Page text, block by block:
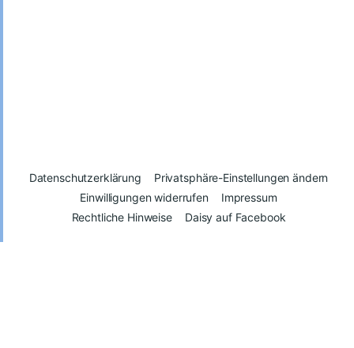
Datenschutzerklärung
Privatsphäre-Einstellungen ändern
Einwilligungen widerrufen
Impressum
Rechtliche Hinweise
Daisy auf Facebook